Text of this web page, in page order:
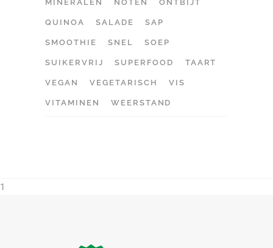
MINERALEN NOTEN ONTBIJT
QUINOA SALADE SAP
SMOOTHIE SNEL SOEP
SUIKERVRIJ SUPERFOOD TAART
VEGAN VEGETARISCH VIS
VITAMINEN WEERSTAND
1